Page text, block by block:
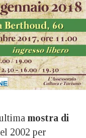
mostra di
2002 per